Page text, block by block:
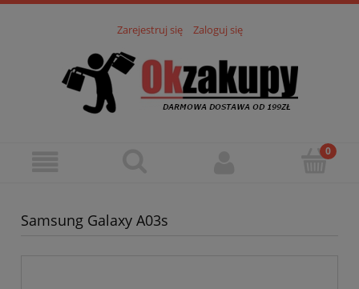
Zarejestruj się Zaloguj się
Samsung Galaxy A03s